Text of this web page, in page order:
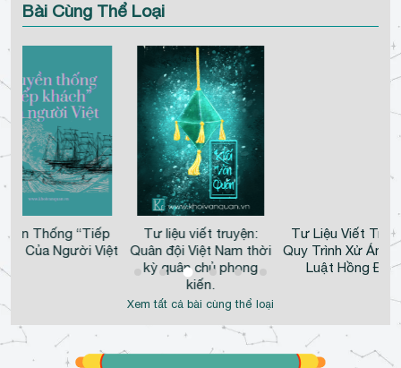
Bài Cùng Thể Loại
Thống “Tiếp
Của Người Việt
Tư liệu viết truyện:
Quân đội Việt Nam thời
kỳ quân chủ phong
kiến.
Tư Liệu Viết
Quy Trình Xử Án
Luật Hồng Đức
Xem tất cả bài cùng thể loại